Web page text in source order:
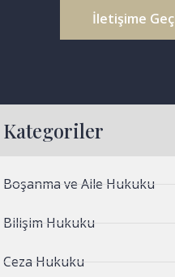
İletişime Geç
Kategoriler
Boşanma ve Aile Hukuku
Bilişim Hukuku
Ceza Hukuku